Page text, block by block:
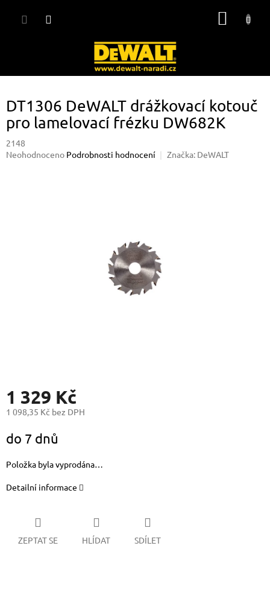
DT1306 DeWALT drážkovací kotouč
pro lamelovací frézku DW682K
2148
Průměrné
Neohodnoceno Podrobnosti hodnocení Značka: DeWALT
1 329 Kč
1 098,35 Kč bez DPH
cena:
do 7 dnů
Položka byla vyprodána…
Detailní informace
ZEPTAT SE HLÍDAT SDÍLET